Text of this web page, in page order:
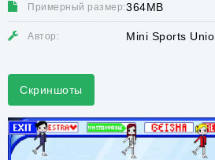
Примерный размер:364MB
Автор: Mini Sports
Скриншоты